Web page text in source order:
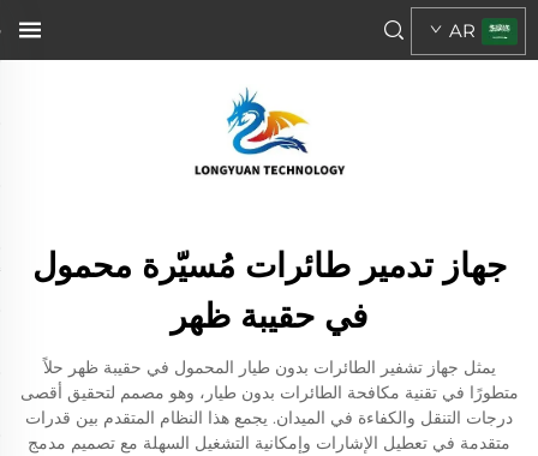
AR
جهاز تدمير طائرات مُسيّرة محمول
في حقيبة ظهر
يمثل جهاز تشفير الطائرات بدون طيار المحمول في حقيبة ظهر حلاً
متطورًا في تقنية مكافحة الطائرات بدون طيار، وهو مصمم لتحقيق أقصى
درجات التنقل والكفاءة في الميدان. يجمع هذا النظام المتقدم بين قدرات
متقدمة في تعطيل الإشارات وإمكانية التشغيل السهلة مع تصميم مدمج